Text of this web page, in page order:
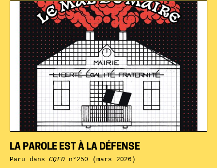
LA PAROLE EST À LA DÉFENSE
Paru dansCQFDn°250 (mars 2026)